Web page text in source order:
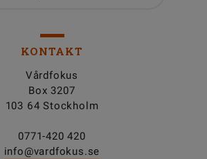
KONTAKT
Vårdfokus
Box 3207
103 64 Stockholm
0771-420 420
info@vardfokus.se